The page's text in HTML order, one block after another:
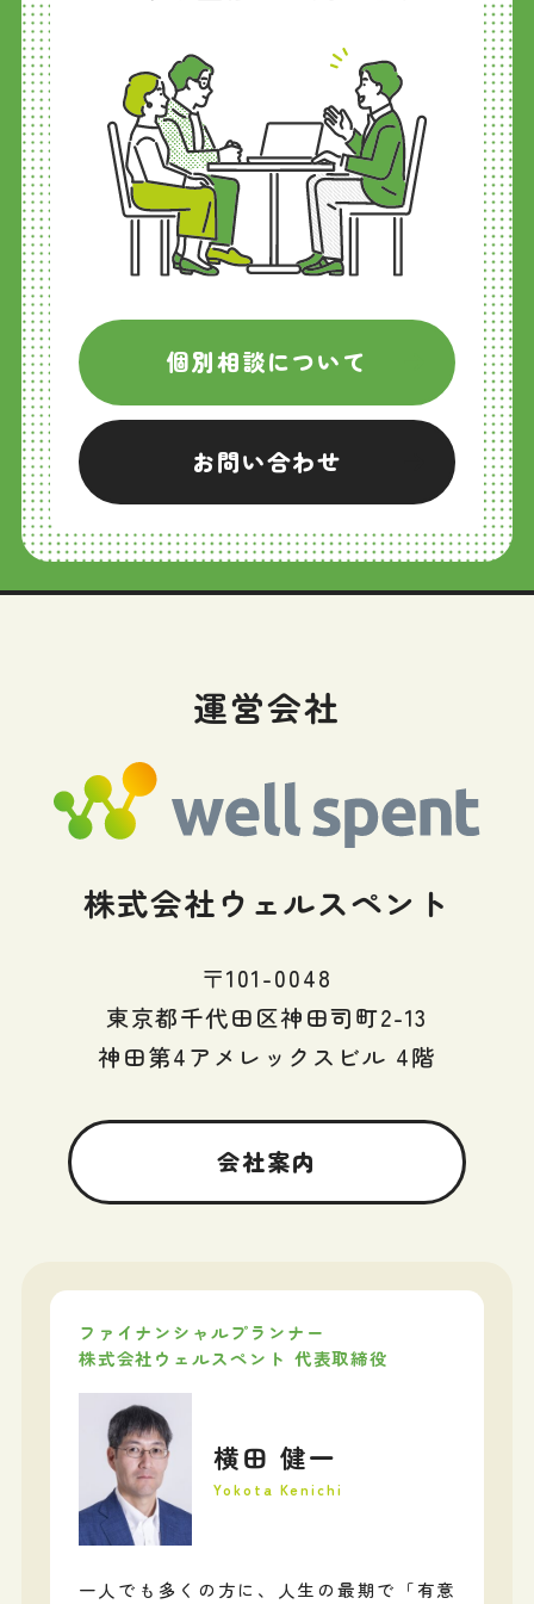
個別相談について
お問い合わせ
運営会社
株式会社ウェルスペント
〒101-0048
東京都千代田区神田司町2-13
神田第4アメレックスビル 4階
会社案内
ファイナンシャルプランナー
株式会社ウェルスペント 代表取締役
横田 健一
Yokota Kenichi
一人でも多くの方に、人生の最期で「有意